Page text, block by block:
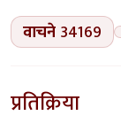
वाचने 34169
प्रतिक्रिया